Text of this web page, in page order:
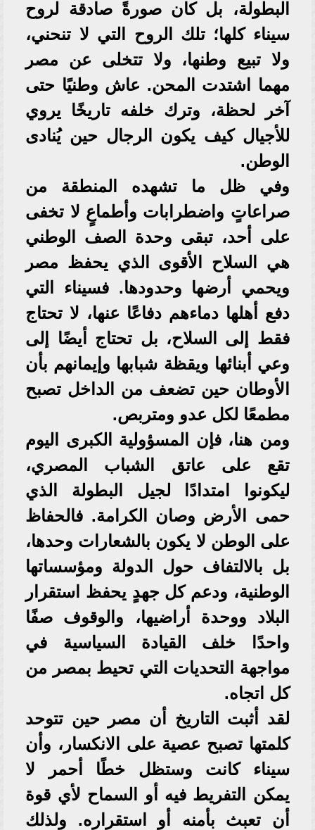
البطولة، بل كان صورةً صادقة لروح
سيناء كلها؛ تلك الروح التي لا تنحني،
ولا تبيع وطنها، ولا تتخلى عن مصر
مهما اشتدت المحن. عاش وطنيًا حتى
آخر لحظة، وترك خلفه تاريخًا يروي
للأجيال كيف يكون الرجال حين يُنادى
الوطن.
وفي ظل ما تشهده المنطقة من
صراعاتٍ واضطرابات وأطماعٍ لا تخفى
على أحد، تبقى وحدة الصف الوطني
هي السلاح الأقوى الذي يحفظ مصر
ويحمي أرضها وحدودها. فسيناء التي
دفع أهلها دماءهم دفاعًا عنها، لا تحتاج
فقط إلى السلاح، بل تحتاج أيضًا إلى
وعي أبنائها ويقظة شبابها وإيمانهم بأن
الأوطان حين تضعف من الداخل تصبح
مطمعًا لكل عدو ومتربص.
ومن هنا، فإن المسؤولية الكبرى اليوم
تقع على عاتق الشباب المصري،
ليكونوا امتدادًا لجيل البطولة الذي
حمى الأرض وصان الكرامة. فالحفاظ
على الوطن لا يكون بالشعارات وحدها،
بل بالالتفاف حول الدولة ومؤسساتها
الوطنية، ودعم كل جهدٍ يحفظ استقرار
البلاد ووحدة أراضيها، والوقوف صفًا
واحدًا خلف القيادة السياسية في
مواجهة التحديات التي تحيط بمصر من
كل اتجاه.
لقد أثبت التاريخ أن مصر حين تتوحد
كلمتها تصبح عصية على الانكسار، وأن
سيناء كانت وستظل خطًا أحمر لا
يمكن التفريط فيه أو السماح لأي قوة
أن تعبث بأمنه أو استقراره. ولذلك